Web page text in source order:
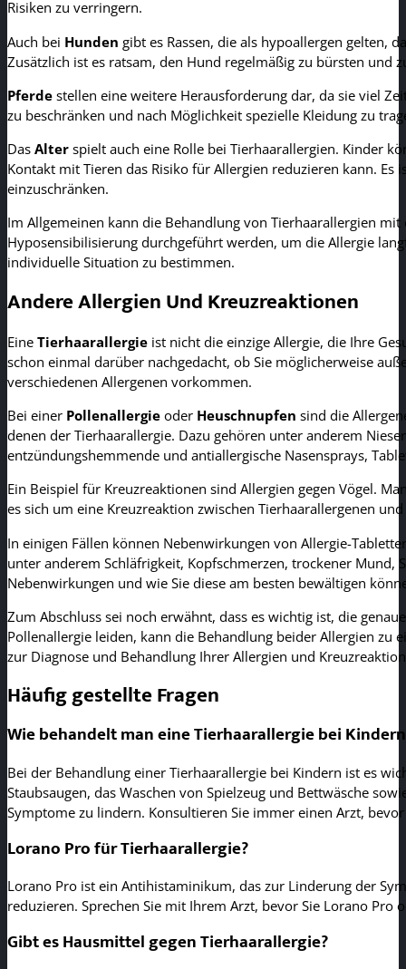
Risiken zu verringern.
Auch bei Hunden gibt es Rassen, die als hypoallergen gelten,
Zusätzlich ist es ratsam, den Hund regelmäßig zu bürsten und
Pferde stellen eine weitere Herausforderung dar, da sie viel
zu beschränken und nach Möglichkeit spezielle Kleidung zu
Das Alter spielt auch eine Rolle bei Tierhaarallergien. Kinder
Kontakt mit Tieren das Risiko für Allergien reduzieren kann.
einzuschränken.
Im Allgemeinen kann die Behandlung von Tierhaarallergien
Hyposensibilisierung durchgeführt werden, um die Allergie
individuelle Situation zu bestimmen.
Andere Allergien Und Kreuzreaktionen
Eine Tierhaarallergie ist nicht die einzige Allergie, die Ihre
schon einmal darüber nachgedacht, ob Sie möglicherweise
verschiedenen Allergenen vorkommen.
Bei einer Pollenallergie oder Heuschnupfen sind die
denen der Tierhaarallergie. Dazu gehören unter anderem
entzündungshemmende und antiallergische Nasensprays,
Ein Beispiel für Kreuzreaktionen sind Allergien gegen Vögel.
es sich um eine Kreuzreaktion zwischen Tierhaarallergenen
In einigen Fällen können Nebenwirkungen von Allergie-
unter anderem Schläfrigkeit, Kopfschmerzen, trockener
Nebenwirkungen und wie Sie diese am besten bewältigen
Zum Abschluss sei noch erwähnt, dass es wichtig ist, die
Pollenallergie leiden, kann die Behandlung beider Allergien
zur Diagnose und Behandlung Ihrer Allergien und
Häufig gestellte Fragen
Wie behandelt man eine Tierhaarallergie bei
Bei der Behandlung einer Tierhaarallergie bei Kindern ist es
Staubsaugen, das Waschen von Spielzeug und Bettwäsche
Symptome zu lindern. Konsultieren Sie immer einen Arzt,
Lorano Pro für Tierhaarallergie?
Lorano Pro ist ein Antihistaminikum, das zur Linderung der
reduzieren. Sprechen Sie mit Ihrem Arzt, bevor Sie Lorano
Gibt es Hausmittel gegen Tierhaarallergie?